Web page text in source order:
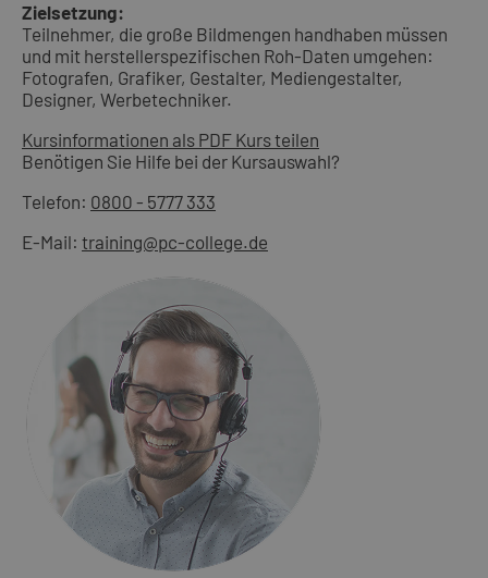
Zielsetzung:
Teilnehmer, die große Bildmengen handhaben müssen
und mit herstellerspezifischen Roh-Daten umgehen:
Fotografen, Grafiker, Gestalter, Mediengestalter,
Designer, Werbetechniker.
Kursinformationen als PDF Kurs teilen
Benötigen Sie Hilfe bei der Kursauswahl?
Telefon: 0800 - 5777 333
E-Mail: training@pc-college.de